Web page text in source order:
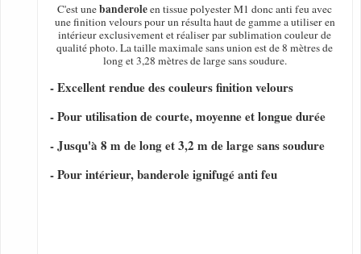
C'est unebanderoleen tissue polyester M1 donc anti feu avec
une finition velours pour un résulta haut de gamme a utiliser en
intérieur exclusivement et réaliser par sublimation couleur de
qualité photo. La taille maximale sans union est de 8 mètres de
long et 3,28 mètres de large sans soudure.
- Excellent rendue des couleurs finition velours
- Pour utilisation de courte, moyenne et longue durée
- Jusqu'à 8 m de long et 3,2 m de large sans soudure
- Pour intérieur, banderole ignifugé anti feu